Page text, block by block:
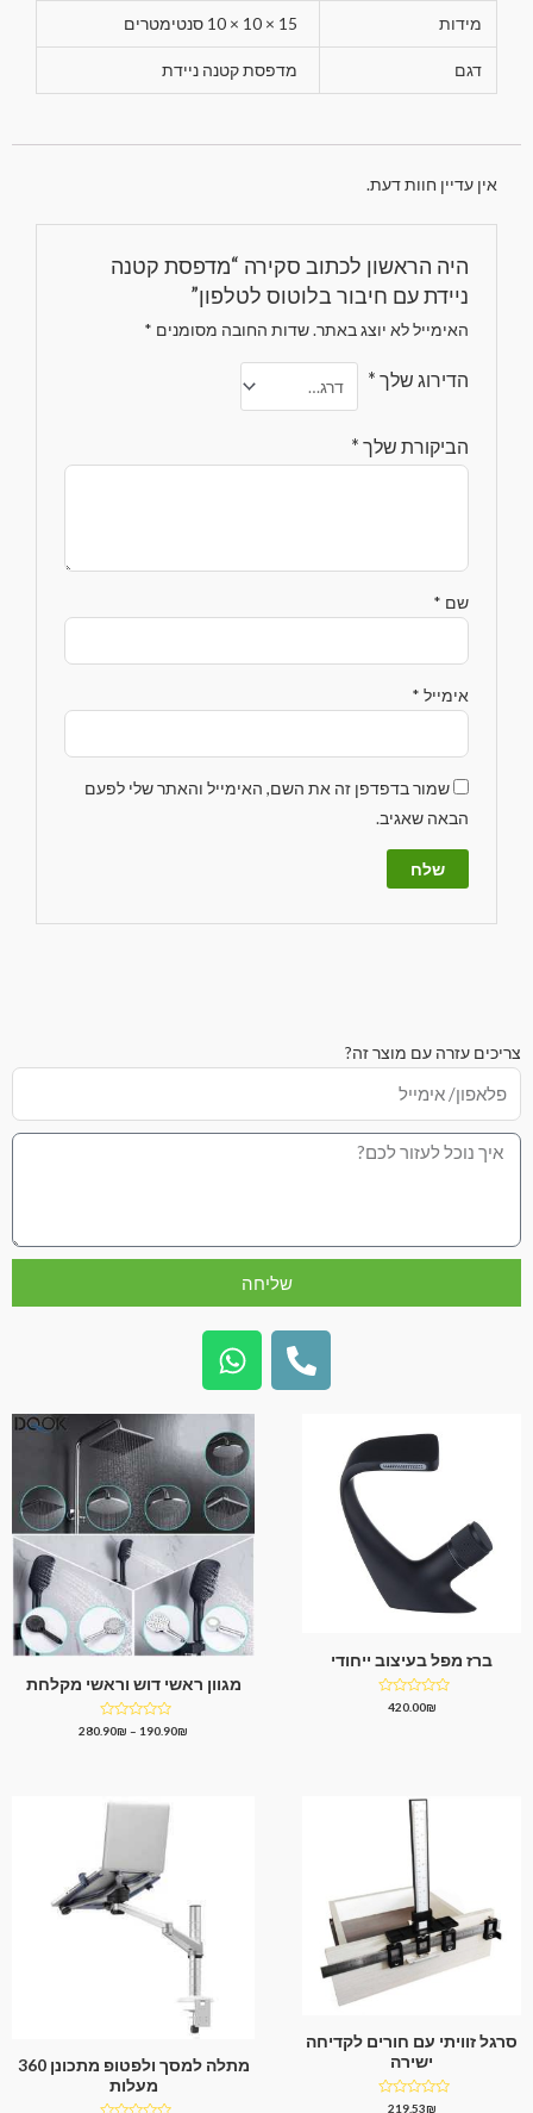
מידות 15 × 10 × 10 סנטימטרים
דגם מדפסת קטנה ניידת
אין עדיין חוות דעת.
היה הראשון לכתוב סקירה “מדפסת קטנה
ניידת עם חיבור בלוטוס לטלפון”
האימייל לא יוצג באתר.שדות החובה מסומנים *
הדירוג שלך *
הביקורת שלך *
שם *
אימייל *
שמור בדפדפן זה את השם, האימייל והאתר שלי לפעם
הבאה שאגיב.
צריכים עזרה עם מוצר זה?
שליחה
ברז מפל בעיצוב ייחודי
דורג420.00₪
מגוון ראשי דוש וראשי מקלחת
דורג
190.90₪
–
280.90₪
סרגל זוויתי עם חורים לקדיחה
ישירה
דורג219.53₪
מתלה למסך ולפטופ מתכונן 360
מעלות